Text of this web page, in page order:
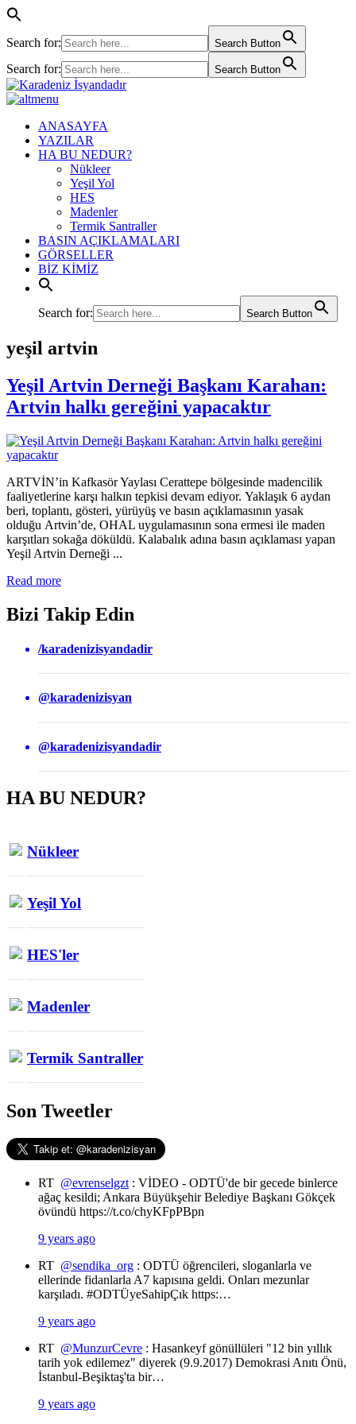
Search for: Search Button
Search for: Search Button
ANASAYFA
YAZILAR
HA BU NEDUR?
Nükleer
Yeşil Yol
HES
Madenler
Termik Santraller
BASIN AÇIKLAMALARI
GÖRSELLER
BİZ KİMİZ
Search for: Search Button
yeşil artvin
Yeşil Artvin Derneği Başkanı Karahan:
Artvin halkı gereğini yapacaktır
ARTVİN’in Kafkasör Yaylası Cerattepe bölgesinde madencilik
faaliyetlerine karşı halkın tepkisi devam ediyor. Yaklaşık 6 aydan
beri, toplantı, gösteri, yürüyüş ve basın açıklamasının yasak
olduğu Artvin’de, OHAL uygulamasının sona ermesi ile maden
karşıtları sokağa döküldü. Kalabalık adına basın açıklaması yapan
Yeşil Artvin Derneği ...
Read more
Bizi Takip Edin
/karadenizisyandadir
@karadenizisyan
@karadenizisyandadir
HA BU NEDUR?
Nükleer
Yeşil Yol
HES'ler
Madenler
Termik Santraller
Son Tweetler
RT @evrenselgzt : VİDEO - ODTÜ'de bir gecede binlerce
ağaç kesildi; Ankara Büyükşehir Belediye Başkanı Gökçek
övündü https://t.co/chyKFpPBpn
9 years ago
RT @sendika_org : ODTÜ öğrencileri, sloganlarla ve
ellerinde fidanlarla A7 kapısına geldi. Onları mezunlar
karşıladı. #ODTÜyeSahipÇık https:…
9 years ago
RT @MunzurCevre : Hasankeyf gönüllüleri "12 bin yıllık
tarih yok edilemez" diyerek (9.9.2017) Demokrasi Anıtı Önü,
İstanbul-Beşiktaş'ta bir…
9 years ago